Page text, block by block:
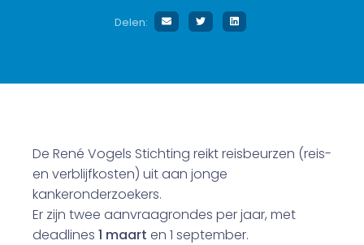
Delen:
De René Vogels Stichting reikt reisbeurzen (reis-
en verblijfkosten) uit aan jonge
kankeronderzoekers.
Er zijn twee aanvraagrondes per jaar, met
deadlines 1 maart en 1 september.